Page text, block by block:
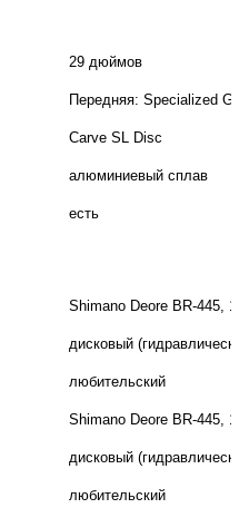
29 дюймов
Передняя: Specialized
Carve SL Disc
алюминиевый сплав
есть
Shimano Deore BR-445,
дисковый
любительский
Shimano Deore BR-445,
дисковый
любительский